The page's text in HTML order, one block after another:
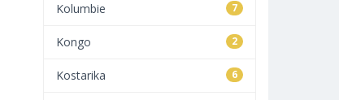
7
Kolumbie
2
Kongo
6
Kostarika